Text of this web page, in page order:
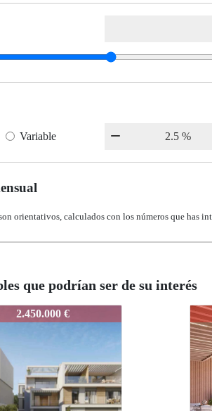
Variable
orientativos, calculados con los números que has
que podrían ser de su interés
5.200.000 €